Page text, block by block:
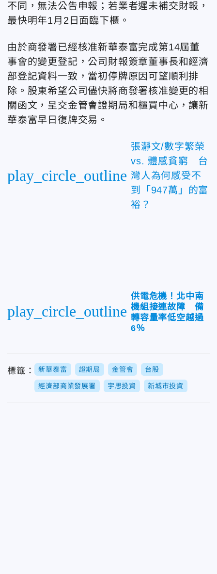
不同，無法公告申報；若業者遲未補交財報，
最快明年1月2日面臨下櫃。
由於商發署已經核准新華泰富完成第14屆董
事會的變更登記，公司財報簽章董事長和經濟
部登記資料一致，當初停牌原因可望順利排
除。股東希望公司儘快將商發署核准變更的相
關函文，呈交金管會證期局和櫃買中心，讓新
華泰富早日復牌交易。
play_circle_outline
張瀞文/數字繁榮
vs. 體感貧窮 台
灣人為何感受不
到「947萬」的富
裕？
play_circle_outline
供電危機！北中南
機組接連故障 備
轉容量率低空越過
6％
標籤： 新華泰富 證期局 金管會 台股
經濟部商業發展署 宇思投資 新城市投資